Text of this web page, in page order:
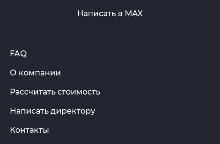
Написать в MAX
FAQ
О компании
Рассчитать стоимость
Написать директору
Контакты